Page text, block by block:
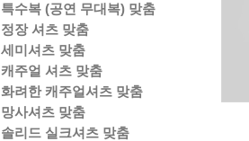
특수복 (공연 무대복) 맞춤
정장 셔츠 맞춤
세미셔츠 맞춤
캐주얼 셔츠 맞춤
화려한 캐주얼셔츠 맞춤
망사셔츠 맞춤
솔리드 실크셔츠 맞춤